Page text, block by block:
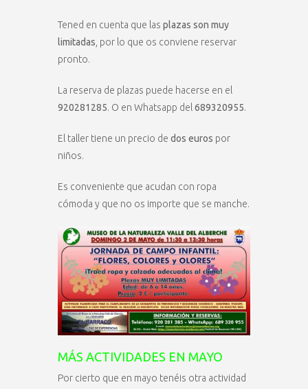
Tened en cuenta que las plazas son muy
limitadas , por lo que os conviene reservar
pronto.
La reserva de plazas puede hacerse en el
920281285. O en Whatsapp del 689320955.
El taller tiene un precio de dos euros por
niños.
Es conveniente que acudan con ropa
cómoda y que no os importe que se manche.
MÁS ACTIVIDADES EN MAYO
Por cierto que en mayo tenéis otra actividad